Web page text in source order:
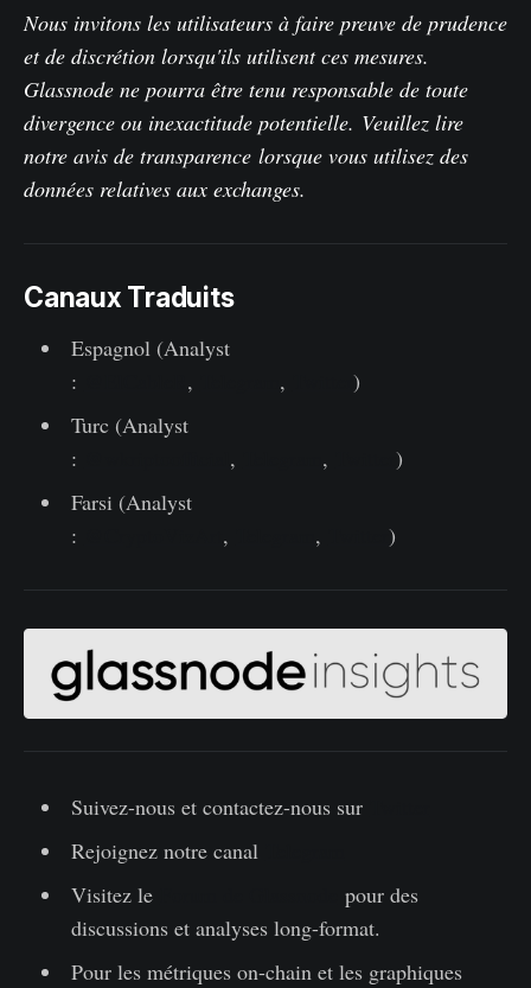
Nous invitons les utilisateurs à faire preuve de prudence
et de discrétion lorsqu'ils utilisent ces mesures.
Glassnode ne pourra être tenu responsable de toute
divergence ou inexactitude potentielle. Veuillez lire
notre avis de transparence lorsque vous utilisez des
données relatives aux exchanges.
Canaux Traduits
Espagnol (Analyst
:
, ,
)
Turc (Analyst
:
, ,
)
Farsi (Analyst
:
, , )
Suivez-nous et contactez-nous sur
Rejoignez notre canal
Visitez le
pour des
discussions et analyses long-format.
Pour les métriques on-chain et les graphiques